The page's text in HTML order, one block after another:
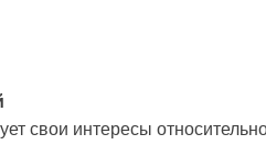
свои интересы